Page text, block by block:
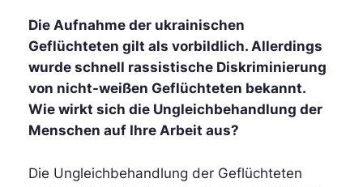
Die Aufnahme der ukrainischen
Geflüchteten gilt als vorbildlich. Allerdings
wurde schnell rassistische Diskriminierung
von nicht-weißen Geflüchteten bekannt.
Wie wirkt sich die Ungleichbehandlung der
Menschen auf Ihre Arbeit aus?
Die Ungleichbehandlung der Geflüchteten